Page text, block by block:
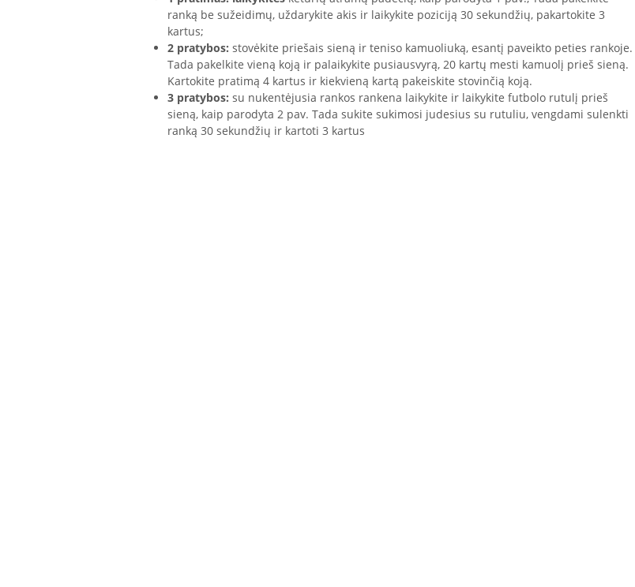
ranką be sužeidimų, uždarykite akis ir laikykite poziciją 30 sekundžių, pakartokite 3
kartus;
2 pratybos: stovėkite priešais sieną ir teniso kamuoliuką, esantį paveikto peties rankoje.
Tada pakelkite vieną koją ir palaikykite pusiausvyrą, 20 kartų mesti kamuolį prieš sieną.
Kartokite pratimą 4 kartus ir kiekvieną kartą pakeiskite stovinčią koją.
3 pratybos: su nukentėjusia rankos rankena laikykite ir laikykite futbolo rutulį prieš
sieną, kaip parodyta 2 pav. Tada sukite sukimosi judesius su rutuliu, vengdami sulenkti
ranką 30 sekundžių ir kartoti 3 kartus